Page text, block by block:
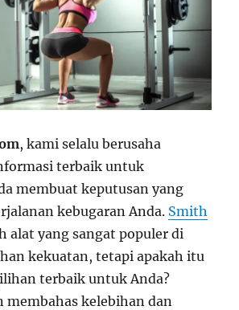
, kami selalu berusaha
terbaik untuk
membuat keputusan yang
kebugaran Anda. Smith
alat yang sangat populer di
kekuatan, tetapi apakah itu
terbaik untuk Anda?
kelebihan dan